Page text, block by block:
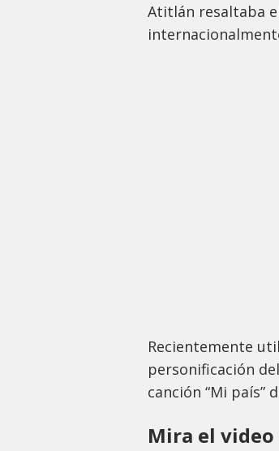
Atitlán resaltaba
Recientemente
personificación
canción “Mi país”
Mira el video